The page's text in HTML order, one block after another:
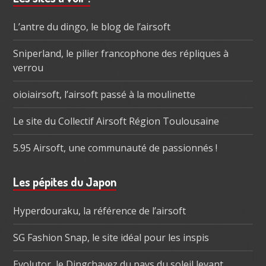
subsidiaire
L’antre du dingo, le blog de l’airsoft
Sniperland, le pilier francophone des répliques à
verrou
oioiairsoft, l’airsoft passé à la moulinette
Le site du Collectif Airsoft Région Toulousaine
5.95 Airsoft, une communauté de passionnés !
Les pépites du Japon
Hyperdouraku, la référence de l’airsoft
SG Fashion Snap, le site idéal pour les inspis